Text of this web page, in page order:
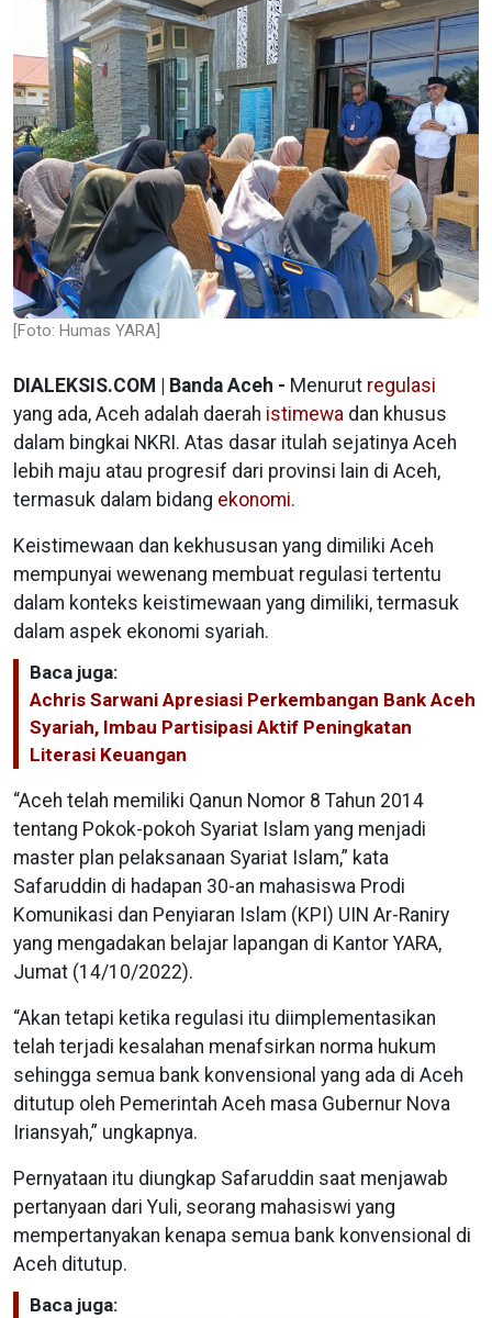
[Foto: Humas YARA]
DIALEKSIS.COM | Banda Aceh - Menurut regulasi
yang ada, Aceh adalah daerah istimewa dan khusus
dalam bingkai NKRI. Atas dasar itulah sejatinya Aceh
lebih maju atau progresif dari provinsi lain di Aceh,
termasuk dalam bidang ekonomi.
Keistimewaan dan kekhususan yang dimiliki Aceh
mempunyai wewenang membuat regulasi tertentu
dalam konteks keistimewaan yang dimiliki, termasuk
dalam aspek ekonomi syariah.
Baca juga:
Achris Sarwani Apresiasi Perkembangan Bank Aceh
Syariah, Imbau Partisipasi Aktif Peningkatan
Literasi Keuangan
“Aceh telah memiliki Qanun Nomor 8 Tahun 2014
tentang Pokok-pokoh Syariat Islam yang menjadi
master plan pelaksanaan Syariat Islam,” kata
Safaruddin di hadapan 30-an mahasiswa Prodi
Komunikasi dan Penyiaran Islam (KPI) UIN Ar-Raniry
yang mengadakan belajar lapangan di Kantor YARA,
Jumat (14/10/2022).
“Akan tetapi ketika regulasi itu diimplementasikan
telah terjadi kesalahan menafsirkan norma hukum
sehingga semua bank konvensional yang ada di Aceh
ditutup oleh Pemerintah Aceh masa Gubernur Nova
Iriansyah,” ungkapnya.
Pernyataan itu diungkap Safaruddin saat menjawab
pertanyaan dari Yuli, seorang mahasiswi yang
mempertanyakan kenapa semua bank konvensional di
Aceh ditutup.
Baca juga: